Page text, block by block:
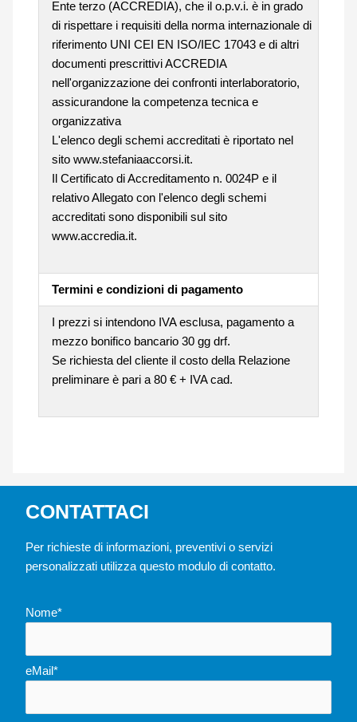
Ente terzo (ACCREDIA), che il o.p.v.i. è in grado
di rispettare i requisiti della norma internazionale di
riferimento UNI CEI EN ISO/IEC 17043 e di altri
documenti prescrittivi ACCREDIA
nell'organizzazione dei confronti interlaboratorio,
assicurandone la competenza tecnica e
organizzativa
L'elenco degli schemi accreditati è riportato nel
sito www.stefaniaaccorsi.it.
Il Certificato di Accreditamento n. 0024P e il
relativo Allegato con l'elenco degli schemi
accreditati sono disponibili sul sito
www.accredia.it.
Termini e condizioni di pagamento
I prezzi si intendono IVA esclusa, pagamento a
mezzo bonifico bancario 30 gg drf.
Se richiesta del cliente il costo della Relazione
preliminare è pari a 80 € + IVA cad.
CONTATTACI
Per richieste di informazioni, preventivi o servizi
personalizzati utilizza questo modulo di contatto.
Nome*
eMail*